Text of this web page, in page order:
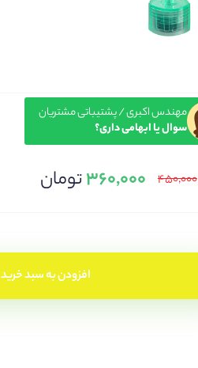
مهندس اکبری / پشتیباتی مشتریان
سوال یا ابهامی داری؟
۴۵۰,۰۰۰ ۳۶۰,۰۰۰تومان
افزودن به سبد خرید